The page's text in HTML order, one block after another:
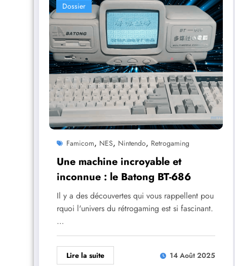
Dossier
Famicom, NES, Nintendo, Retrogaming
Une machine incroyable et
inconnue : le Batong BT-686
Il y a des découvertes qui vous rappellent pou
rquoi l'univers du rétrogaming est si fascinant.
…
Lire la suite 14 Août 2025